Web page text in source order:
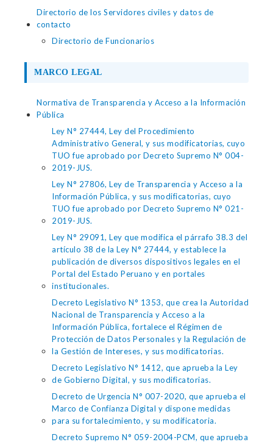
Directorio de los Servidores civiles y datos de
contacto
Directorio de Funcionarios
MARCO LEGAL
Normativa de Transparencia y Acceso a la Información
Pública
Ley N° 27444, Ley del Procedimiento
Administrativo General, y sus modificatorias, cuyo
TUO fue aprobado por Decreto Supremo N° 004-
2019-JUS.
Ley N° 27806, Ley de Transparencia y Acceso a la
Información Pública, y sus modificatorias, cuyo
TUO fue aprobado por Decreto Supremo N° 021-
2019-JUS.
Ley N° 29091, Ley que modifica el párrafo 38.3 del
artículo 38 de la Ley N° 27444, y establece la
publicación de diversos dispositivos legales en el
Portal del Estado Peruano y en portales
institucionales.
Decreto Legislativo N° 1353, que crea la Autoridad
Nacional de Transparencia y Acceso a la
Información Pública, fortalece el Régimen de
Protección de Datos Personales y la Regulación de
la Gestión de Intereses, y sus modificatorias.
Decreto Legislativo N° 1412, que aprueba la Ley
de Gobierno Digital, y sus modificatorias.
Decreto de Urgencia N° 007-2020, que aprueba el
Marco de Confianza Digital y dispone medidas
para su fortalecimiento, y su modificatoria.
Decreto Supremo N° 059-2004-PCM, que aprueba